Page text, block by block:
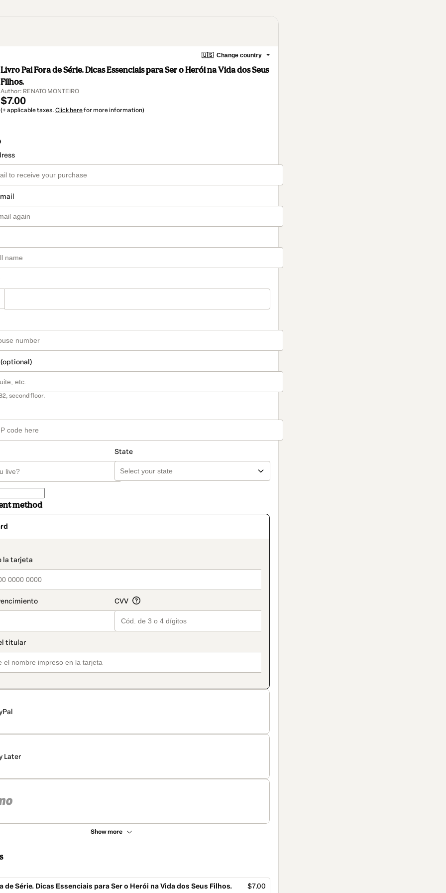
🇺🇸 Change country
Livro Pai Fora de Série. Dicas Essenciais para Ser o Herói na Vida dos Seus
Filhos.
Author: RENATO MONTEIRO
$7.00
(+ applicable taxes. Click herefor more information)
second floor.
State
method
Later
Show more
de Série. Dicas Essenciais para Ser o Herói na Vida dos Seus Filhos. $7.00